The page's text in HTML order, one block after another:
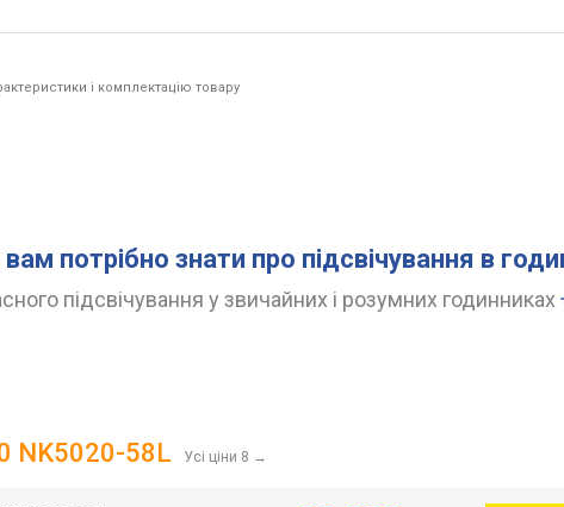
і комплектацію товару
потрібно знати про підсвічування в
підсвічування у звичайних і розумних годинниках
NK5020-58L Усі ціни 8 →